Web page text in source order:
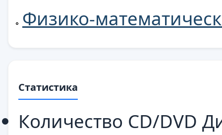
Физико-
Статистика
Количество CD/DVD